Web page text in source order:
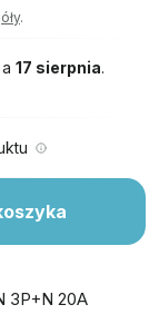
.
a 17 sierpnia.
3P+N 20A